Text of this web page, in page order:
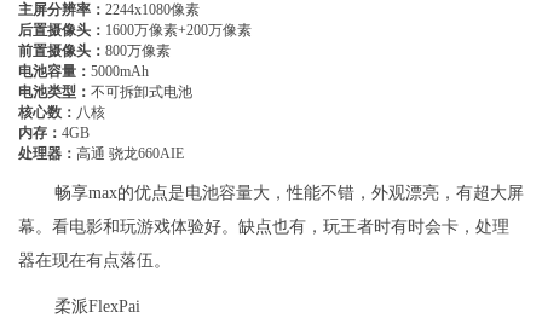
主屏分辨率： 2244x1080像素
后置摄像头： 1600万像素+200万像素
前置摄像头： 800万像素
电池容量： 5000mAh
电池类型： 不可拆卸式电池
核心数： 八核
内存： 4GB
处理器： 高通 骁龙660AIE
畅享max的优点是电池容量大，性能不错，外观漂亮，有超大屏
幕。看电影和玩游戏体验好。缺点也有，玩王者时有时会卡，处理
器在现在有点落伍。
柔派FlexPai